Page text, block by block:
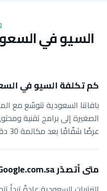
السيو في
كم تكلفة السيو في
باقاتنا السعودية تتوسّع مع
الصغيرة إلى برامج تقنية
عرضًا شفّافًا بعد مكالمة 30 دقيقة.
متى أتصدّر Google.com.sa؟